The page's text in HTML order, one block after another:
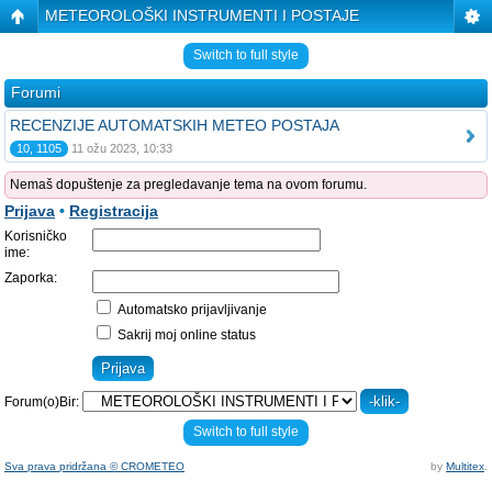
METEOROLOŠKI INSTRUMENTI I POSTAJE
Switch to full style
Forumi
RECENZIJE AUTOMATSKIH METEO POSTAJA
10, 1105 11 ožu 2023, 10:33
Nemaš dopuštenje za pregledavanje tema na ovom forumu.
Prijava • Registracija
Korisničko
ime:
Zaporka:
Automatsko prijavljivanje
Sakrij moj online status
Forum(o)Bir:
Switch to full style
Sva prava pridržana © CROMETEO by Multitex